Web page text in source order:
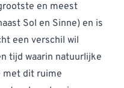
en meest
Sol en Sinne) en is
een verschil wil
tijd waarin natuurlijke
met dit ruime